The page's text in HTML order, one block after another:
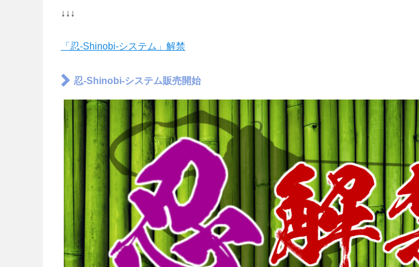
↓↓↓
「忍-Shinobi-システム」解禁
忍-Shinobi-システム販売開始